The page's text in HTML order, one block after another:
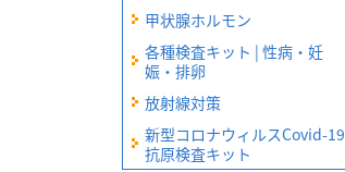
甲状腺ホルモン
各種検査キット | 性病・妊
娠・排卵
放射線対策
新型コロナウィルスCovid-19
抗原検査キット